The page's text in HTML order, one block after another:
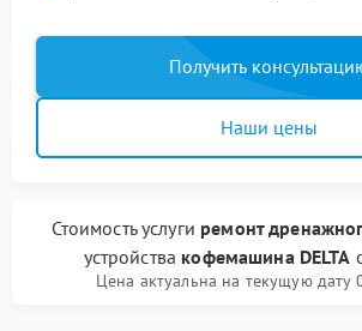
Получить
Наши цены
Стоимость услуги ремонт
устройства кофемашина DELTA
Цена актуальна на текущую дату